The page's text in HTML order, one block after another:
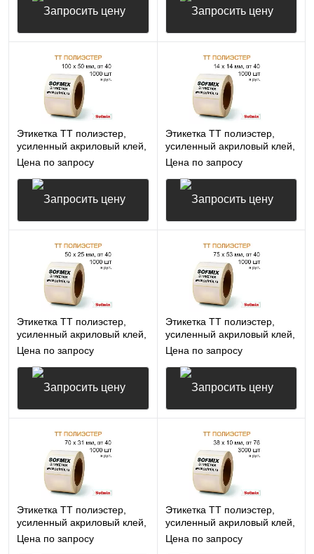
Запросить цену Запросить цену
Этикетка ТТ полиэстер,
усиленный акриловый клей,
100*50мм, 1000 в рул, вт40,
16412
Цена по запросу
Запросить цену
Этикетка ТТ полиэстер,
усиленный акриловый клей,
14*14мм, 1000 в рул, вт40,
16412
Цена по запросу
Запросить цену
Этикетка ТТ полиэстер,
усиленный акриловый клей,
50*25мм, 1000 в рул, вт40,
16412
Цена по запросу
Запросить цену
Этикетка ТТ полиэстер,
усиленный акриловый клей,
75*53мм, 1000 в рул, вт40,
16412
Цена по запросу
Запросить цену
Этикетка ТТ полиэстер,
усиленный акриловый клей,
70*31мм, 1000 в рул, вт40,
16412
Цена по запросу
Этикетка ТТ полиэстер,
усиленный акриловый клей,
38*10мм, 3000 в рул, вт76,
16412
Цена по запросу